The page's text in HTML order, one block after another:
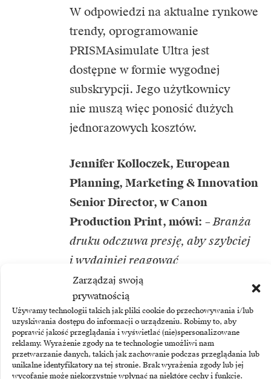
Zarządzaj swoją
prywatnością
Używamy technologii takich jak pliki cookie do przechowywania i/lub
uzyskiwania dostępu do informacji o urządzeniu. Robimy to, aby
poprawić jakość przeglądania i wyświetlać (nie)spersonalizowane
reklamy. Wyrażenie zgody na te technologie umożliwi nam
przetwarzanie danych, takich jak zachowanie podczas przeglądania lub
unikalne identyfikatory na tej stronie. Brak wyrażenia zgody lub jej
wycofanie może niekorzystnie wpłynąć na niektóre cechy i funkcje.
W odpowiedzi na aktualne rynkowe
trendy, oprogramowanie
PRISMAsimulate Ultra jest
dostępne w formie wygodnej
subskrypcji. Jego użytkownicy
nie muszą więc ponosić dużych
jednorazowych kosztów.
Jennifer Kolloczek, European
Planning, Marketing & Innovation
Senior Director, w Canon
Production Print, mówi: –Branża
druku odczuwa presję, aby szybciej
i wydajniej reagować
na zapotrzebowania klientów. W tym
samym czasie dostawcy usług druku
muszą borykać się z brakiem
wykwalifikowanych pracowników,
zmianą uwarunkowań